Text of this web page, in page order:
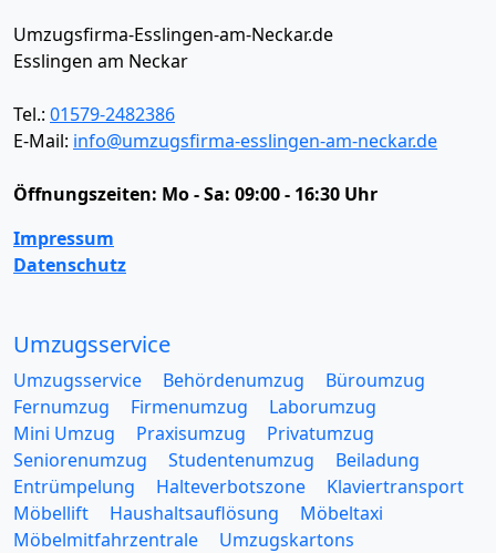
Umzugsfirma-Esslingen-am-Neckar.de
Esslingen am Neckar
Tel.: 01579-2482386
E-Mail: info@umzugsfirma-esslingen-am-neckar.de
Öffnungszeiten: Mo - Sa: 09:00 - 16:30 Uhr
Impressum
Datenschutz
Umzugsservice
Umzugsservice Behördenumzug
Büroumzug
Fernumzug
Firmenumzug
Laborumzug
Mini Umzug
Praxisumzug
Privatumzug
Seniorenumzug
Studentenumzug
Beiladung
Entrümpelung
Halteverbotszone
Klaviertransport
Möbellift
Haushaltsauflösung
Möbeltaxi
Möbelmitfahrzentrale
Umzugskartons